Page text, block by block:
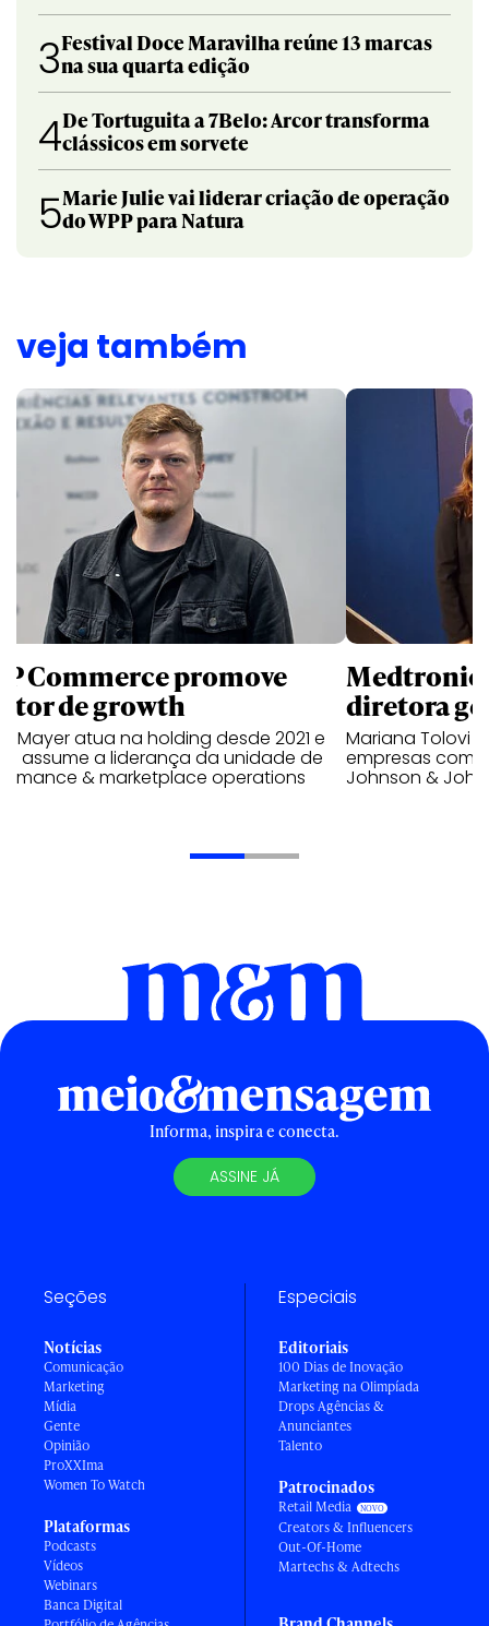
3Festival Doce Maravilha reúne 13 marcas
na sua quarta edição
4De Tortuguita a 7Belo: Arcor transforma
clássicos em sorvete
5Marie Julie vai liderar criação de operação
do WPP para Natura
veja também
Commerce promove
de growth
Mayer atua na holding desde 2021 e
assume a liderança da unidade de
& marketplace operations
Medtronic
diretora
Mariana Tolovi
empresas
Johnson &
Informa, inspira e conecta.
ASSINE JÁ
Seções
Notícias
Comunicação
Marketing
Mídia
Gente
Opinião
ProXXIma
Women To Watch
Plataformas
Podcasts
Vídeos
Webinars
Banca Digital
Especiais
Editoriais
100 Dias de Inovação
Marketing na Olimpíada
Drops Agências &
Anunciantes
Talento
Patrocinados
Retail Media
Creators & Influencers
Out-Of-Home
Martechs & Adtechs